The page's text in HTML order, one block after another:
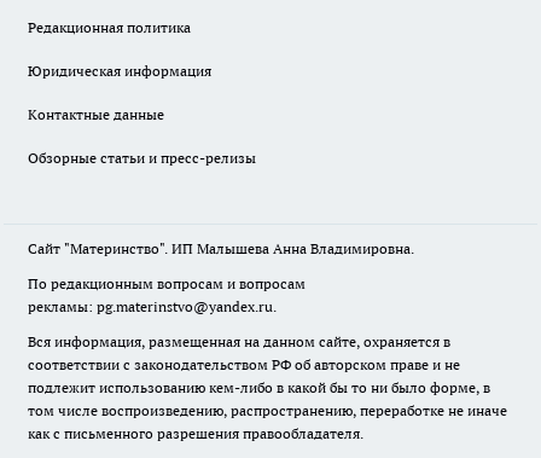
Редакционная политика
Юридическая информация
Контактные данные
Обзорные статьи и пресс-релизы
Сайт "Материнство". ИП Малышева Анна Владимировна.
По редакционным вопросам и вопросам
рекламы: pg.materinstvo@yandex.ru.
Вся информация, размещенная на данном сайте, охраняется в
соответствии с законодательством РФ об авторском праве и не
подлежит использованию кем-либо в какой бы то ни было форме, в
том числе воспроизведению, распространению, переработке не иначе
как с письменного разрешения правообладателя.